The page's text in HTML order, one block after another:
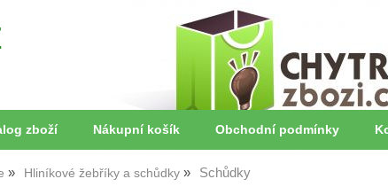
zboží Nákupní košík Obchodní podmínky
Hliníkové žebříky a schůdky Schůdky